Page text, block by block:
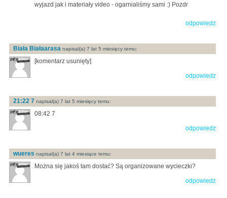
wyjazd jak i materiały video - ogarnialiśmy sami :) Pozdr
odpowiedz
Biała Białaarasa napisal(a) 7 lat 5 miesięcy temu:
[komentarz usunięty]
odpowiedz
21:22 7 napisal(a) 7 lat 5 miesięcy temu:
08:42 7
odpowiedz
wueres napisal(a) 7 lat 4 miesiące temu:
Można się jakoś tam dostać? Są organizowane wycieczki?
odpowiedz